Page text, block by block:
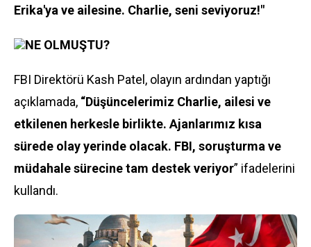
Erika'ya ve ailesine. Charlie, seni seviyoruz!"
NE OLMUŞTU?
FBI Direktörü Kash Patel, olayın ardından yaptığı
açıklamada, “Düşüncelerimiz Charlie, ailesi ve
etkilenen herkesle birlikte. Ajanlarımız kısa
sürede olay yerinde olacak. FBI, soruşturma ve
müdahale sürecine tam destek veriyor” ifadelerini
kullandı.